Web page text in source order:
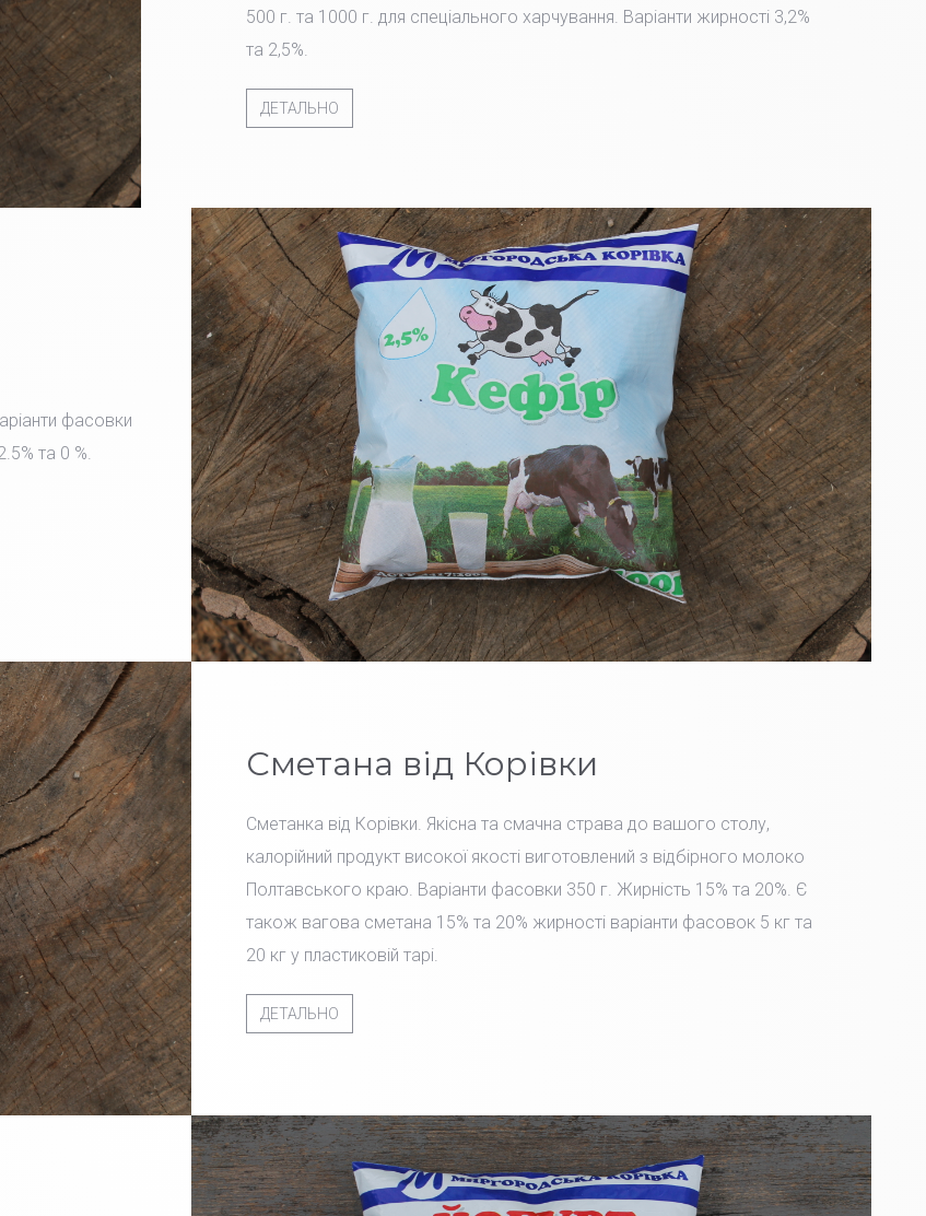
500 г. та 1000 г. для спеціального харчування. Варіанти жирності 3,2%
та 2,5%.
ДЕТАЛЬНО
фасовки
та 0 %.
Сметана від Корівки
Сметанка від Корівки. Якісна та смачна страва до вашого столу,
калорійний продукт високої якості виготовлений з відбірного молоко
Полтавського краю. Варіанти фасовки 350 г. Жирність 15% та 20%. Є
також вагова сметана 15% та 20% жирності варіанти фасовок 5 кг та
20 кг у пластиковій тарі.
ДЕТАЛЬНО